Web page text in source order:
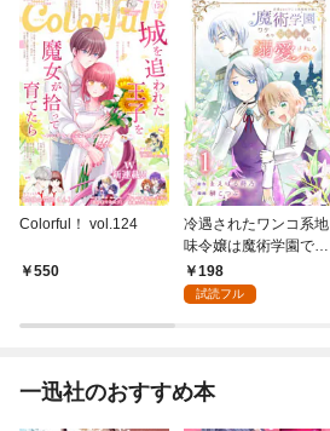
Colorful！ vol.124
550
冷遇されたワンコ系地
味令嬢は魔術学園でワ
ケあり女装王子に溺愛
される 【連載版】１
198
試読フル
一迅社のおすすめ本